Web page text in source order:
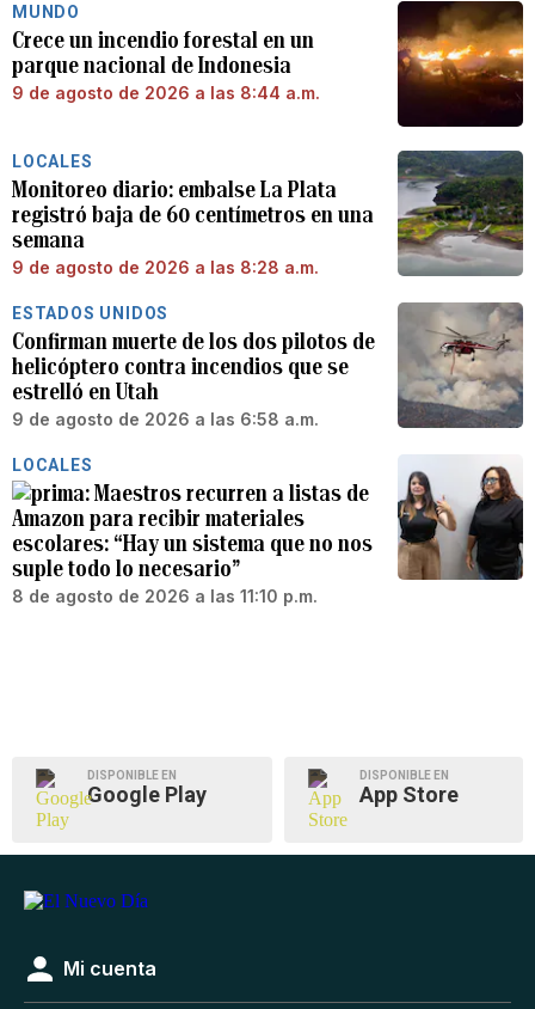
MUNDO
Crece un incendio forestal en un
parque nacional de Indonesia
9 de agosto de 2026 a las 8:44 a.m.
LOCALES
Monitoreo diario: embalse La Plata
registró baja de 60 centímetros en una
semana
9 de agosto de 2026 a las 8:28 a.m.
ESTADOS UNIDOS
Confirman muerte de los dos pilotos de
helicóptero contra incendios que se
estrelló en Utah
9 de agosto de 2026 a las 6:58 a.m.
LOCALES
Maestros recurren a listas de
Amazon para recibir materiales
escolares: “Hay un sistema que no nos
suple todo lo necesario”
8 de agosto de 2026 a las 11:10 p.m.
DISPONIBLE EN
Google Play
DISPONIBLE EN
App Store
Mi cuenta